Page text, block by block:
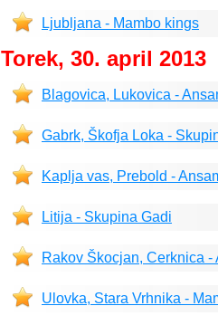
Ljubljana - Mambo kings
Torek, 30. april 2013
Blagovica, Lukovica -
Gabrk, Škofja Loka -
Kaplja vas, Prebold -
Litija - Skupina Gadi
Rakov Škocjan, Cerknica -
Ulovka, Stara Vrhnika -